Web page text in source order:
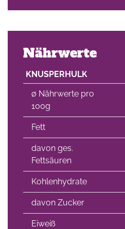
Nährwerte
KNUSPERHULK
∅ Nährwerte pro
100g
Fett
davon ges.
Fettsäuren
Kohlenhydrate
davon Zucker
Eiweiß